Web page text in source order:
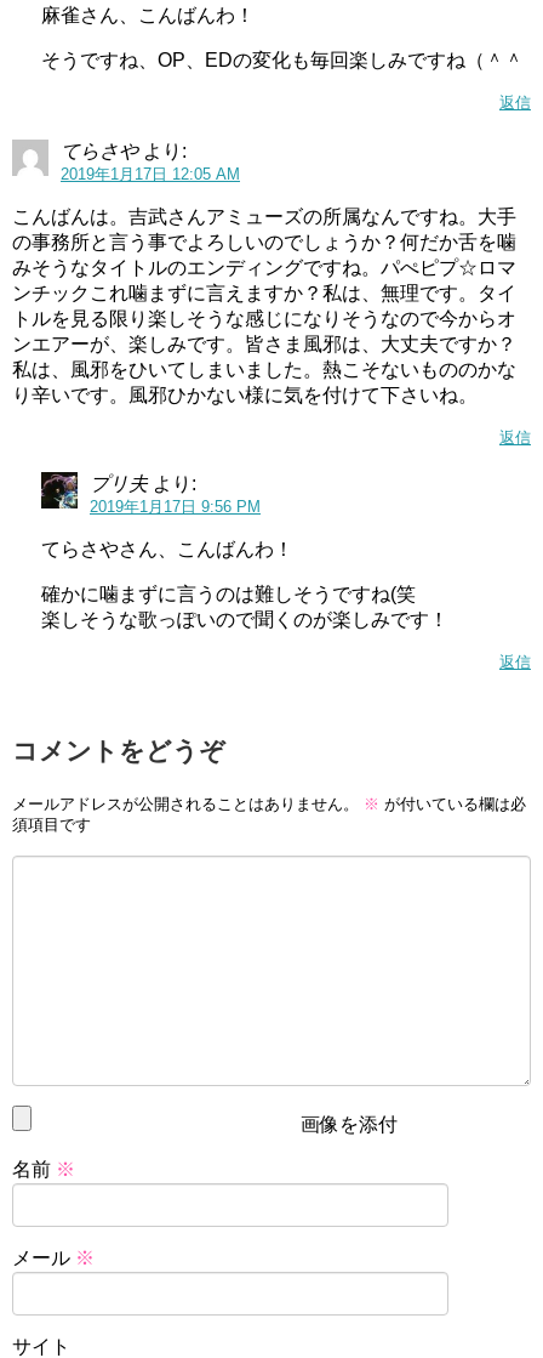
吉武千颯さんは、1999年3月28日生まれです。
2019年1月14日に、成人式を迎えたばかり
スポンサーリンク
振り袖姿がとても綺麗ですね。
沢山の方に支えていただき
とても幸せです。ありがとうございます！！
ディングテーマを歌うという大きな仕事ができるなんて、
関連記事
シェアする
0
ED ,スタートゥインクルプリキュア,吉武千颯, 年齢,
歌唱
力,経歴 tsugumiko
麻雀さん、こんばんわ！
そうですね、OP、EDの変化も毎回楽しみですね（＾＾
返信
てらさや より:
2019年1月17日 12:05 AM
こんばんは。吉武さんアミューズの所属なんですね。大手
の事務所と言う事でよろしいのでしょうか？何だか舌を噛
みそうなタイトルのエンディングですね。パぺピプ☆ロマ
ンチックこれ噛まずに言えますか？私は、無理です。タイ
トルを見る限り楽しそうな感じになりそうなので今からオ
ンエアーが、楽しみです。皆さま風邪は、大丈夫ですか？
私は、風邪をひいてしまいました。熱こそないもののかな
り辛いです。風邪ひかない様に気を付けて下さいね。
返信
プリ夫 より:
2019年1月17日 9:56 PM
てらさやさん、こんばんわ！
確かに噛まずに言うのは難しそうですね(笑
楽しそうな歌っぽいので聞くのが楽しみです！
返信
コメントをどうぞ
メールアドレスが公開されることはありません。 ※ が付いている欄は必
須項目です
画像を添付
名前 ※
メール ※
サイト